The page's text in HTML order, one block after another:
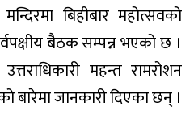
बिहीबार महोत्सवको
बैठक सम्पन्न भएको छ ।
महन्त रामरोशन
बारेमा जानकारी दिएका छन् ।